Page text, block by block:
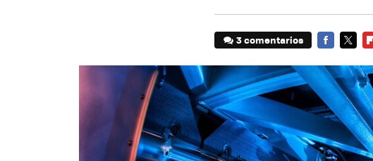
3 comentarios